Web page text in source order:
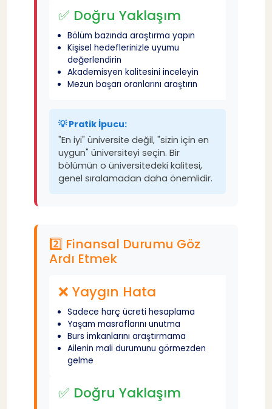
7️⃣ Yedek Seçenekleri Düşünmemek
❌ Yaygın Hata
📋 Tercih Stratejisi
8️⃣ Ailenin Baskısına Boyun Eğmek
✅ Doğru Yaklaşım
💬 Aile İletişimi İpuçları
9️⃣ Son Dakika Karar Vermek
❌ Yaygın Hata
✅ Doğru Yaklaşım
✅ Doğru Yaklaşım
Bölüm bazında araştırma yapın
Kişisel hedeflerinizle uyumu
değerlendirin
Akademisyen kalitesini inceleyin
Mezun başarı oranlarını araştırın
💡 Pratik İpucu:
"En iyi" üniversite değil, "sizin için en
uygun" üniversiteyi seçin. Bir
bölümün o üniversitedeki kalitesi,
genel sıralamadan daha önemlidir.
2️⃣ Finansal Durumu Göz
Ardı Etmek
❌ Yaygın Hata
Sadece harç ücreti hesaplama
Yaşam masraflarını unutma
Burs imkanlarını araştırmama
Ailenin mali durumunu görmezden
gelme
✅ Doğru Yaklaşım